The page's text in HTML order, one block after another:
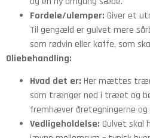
Fordele/ulemper: Giver et
Til gengæld er gulvet mere
som rødvin eller kaffe, som
Oliebehandling:
Hvad det er: Her mættes
som trænger ned i træet og
fremhæver åretegningerne og
Vedligeholdelse: Gulvet skal